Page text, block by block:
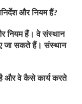
और नियम हैं?
नियम हैं। वे संस्थान
जा सकते हैं। संस्थान
और वे कैसे कार्य करते